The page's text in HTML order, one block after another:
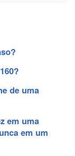
de uma
em uma
em um